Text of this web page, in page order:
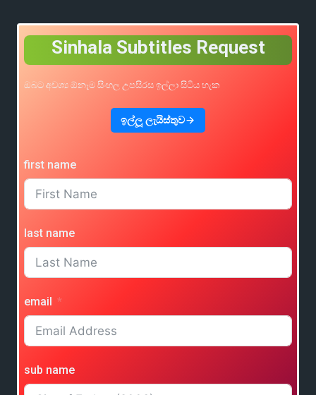
Sinhala Subtitles Request
ඔබට අවශ්‍ය ඕනෑම සිංහල උපසිරස ඉල්ලා සිටිය හැක
ඉල්ලූ ලැයිස්තුව
first name
last name
email
sub name